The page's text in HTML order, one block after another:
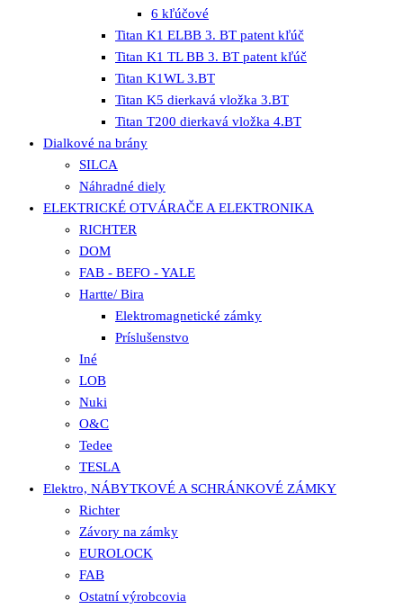
6 kľúčové
Titan K1 ELBB 3. BT patent kľúč
Titan K1 TL BB 3. BT patent kľúč
Titan K1WL 3.BT
Titan K5 dierkavá vložka 3.BT
Titan T200 dierkavá vložka 4.BT
Dialkové na brány
SILCA
Náhradné diely
ELEKTRICKÉ OTVÁRAČE A ELEKTRONIKA
RICHTER
DOM
FAB - BEFO - YALE
Hartte/ Bira
Elektromagnetické zámky
Príslušenstvo
Iné
LOB
Nuki
O&C
Tedee
TESLA
Elektro, NÁBYTKOVÉ A SCHRÁNKOVÉ ZÁMKY
Richter
Závory na zámky
EUROLOCK
FAB
Ostatní výrobcovia